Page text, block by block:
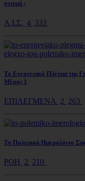
στιγμή ;
Α.Ι.Σ. 4 333
Το Ενεργειακό Πλέγμα της
Μέρος 1
ΕΠΙΛΕΓΜΕΝΑ 2 263
Το Πολεμικό Ημερολόγιο
ΡΟΗ 2 210